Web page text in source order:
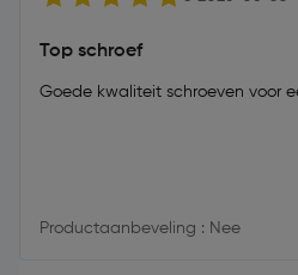
Top schroef
Goede kwaliteit schroeven voor
Productaanbeveling : Nee